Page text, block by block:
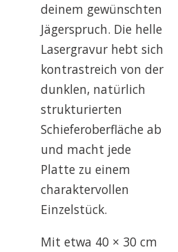
deinem gewünschten
Jägerspruch. Die helle
Lasergravur hebt sich
kontrastreich von der
dunklen, natürlich
strukturierten
Schieferoberfläche ab
und macht jede
Platte zu einem
charaktervollen
Einzelstück.
Mit etwa 40 × 30 cm